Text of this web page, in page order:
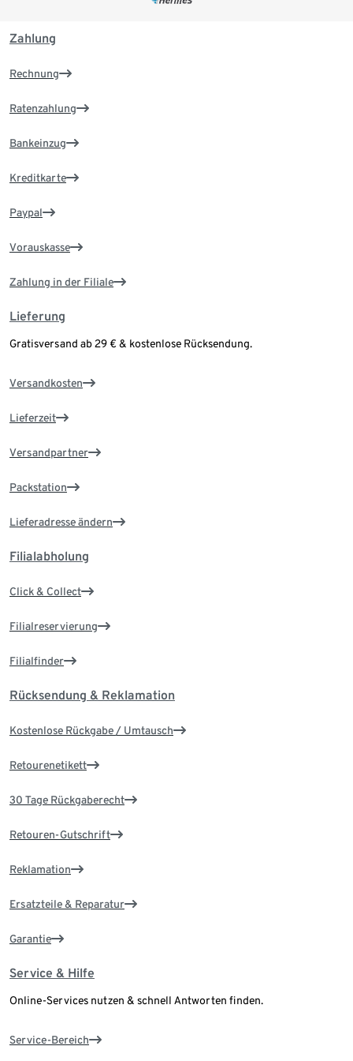
Zahlung
Rechnung
Ratenzahlung
Bankeinzug
Kreditkarte
Paypal
Vorauskasse
Zahlung in der Filiale
Lieferung
Gratisversand ab 29 € & kostenlose Rücksendung.
Versandkosten
Lieferzeit
Versandpartner
Packstation
Lieferadresse ändern
Filialabholung
Click & Collect
Filialreservierung
Filialfinder
Rücksendung & Reklamation
Kostenlose Rückgabe / Umtausch
Retourenetikett
30 Tage Rückgaberecht
Retouren-Gutschrift
Reklamation
Ersatzteile & Reparatur
Garantie
Service & Hilfe
Online-Services nutzen & schnell Antworten finden.
Service-Bereich